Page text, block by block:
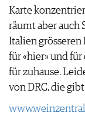
Karte
räumt aber auch
Italien grösseren
für «hier» und für
für zuhause.
von DRC, die